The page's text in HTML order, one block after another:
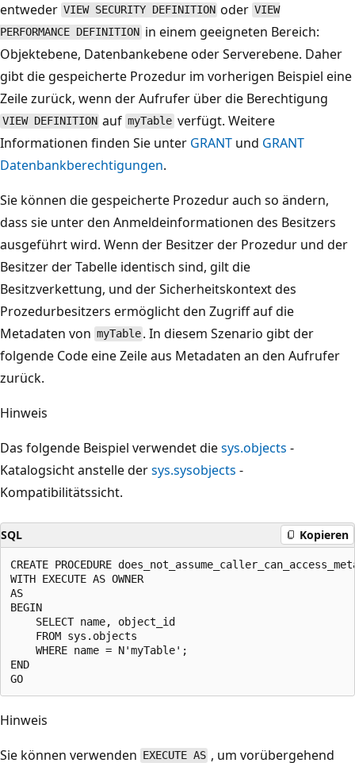
entweder VIEW SECURITY DEFINITION oder VIEW
PERFORMANCE DEFINITION in einem geeigneten Bereich:
Objektebene, Datenbankebene oder Serverebene. Daher
gibt die gespeicherte Prozedur im vorherigen Beispiel eine
Zeile zurück, wenn der Aufrufer über die Berechtigung
VIEW DEFINITION auf myTable verfügt. Weitere
Informationen finden Sie unter GRANT und GRANT
Datenbankberechtigungen.
Sie können die gespeicherte Prozedur auch so ändern,
dass sie unter den Anmeldeinformationen des Besitzers
ausgeführt wird. Wenn der Besitzer der Prozedur und der
Besitzer der Tabelle identisch sind, gilt die
Besitzverkettung, und der Sicherheitskontext des
Prozedurbesitzers ermöglicht den Zugriff auf die
Metadaten von myTable . In diesem Szenario gibt der
folgende Code eine Zeile aus Metadaten an den Aufrufer
zurück.
Hinweis
Das folgende Beispiel verwendet diesys.objects -
Katalogsicht anstelle dersys.sysobjects -
Kompatibilitätssicht.
SQL Kopieren
CREATE PROCEDURE
WITH EXECUTE AS OWNER
AS
BEGIN
    SELECT name, object_id
    FROM sys.objects
    WHERE name = N'myTable';
END
Hinweis
Sie können verwenden EXECUTE AS , um vorübergehend